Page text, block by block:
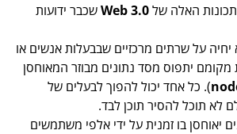
האלה שלWeb 3.0שכבר ידועות
על שרתים מרכזיים שבבעלות אנשים או
יתפוס מסד נתונים מבוזר המאוחסן
). כל אחד יכול להפוך לבעלים של
תוכל להסיר תוכן לבד.
בו זמנית על ידי אלפי משתמשים